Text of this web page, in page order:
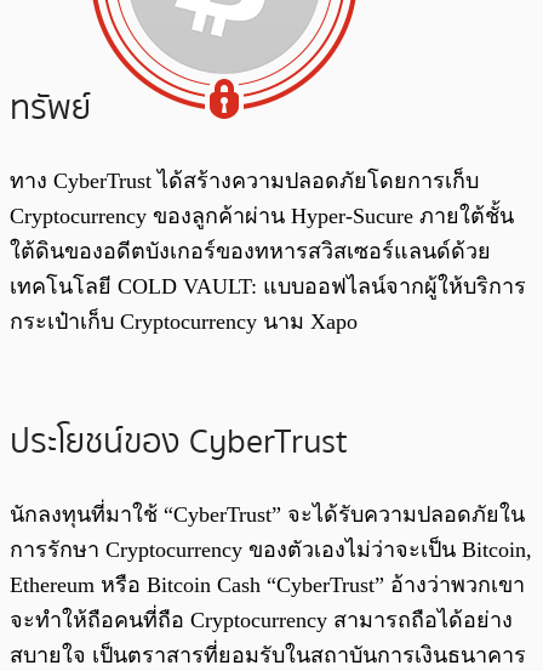
ทรัพย์
ทาง CyberTrust ได้สร้างความปลอดภัยโดยการเก็บ
Cryptocurrency ของลูกค้าผ่าน Hyper-Sucure ภายใต้ชั้น
ใต้ดินของอดีตบังเกอร์ของทหารสวิสเซอร์แลนด์ด้วย
เทคโนโลยี COLD VAULT: แบบออฟไลน์จากผู้ให้บริการ
กระเป๋าเก็บ Cryptocurrency นาม Xapo
ประโยชน์ของ CyberTrust
นักลงทุนที่มาใช้ “CyberTrust” จะได้รับความปลอดภัยใน
การรักษา Cryptocurrency ของตัวเองไม่ว่าจะเป็น Bitcoin,
Ethereum หรือ Bitcoin Cash “CyberTrust” อ้างว่าพวกเขา
จะทำให้ถือคนที่ถือ Cryptocurrency สามารถถือได้อย่าง
สบายใจ เป็นตราสารที่ยอมรับในสถาบันการเงินธนาคาร